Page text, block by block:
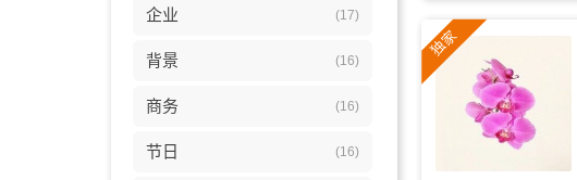
企业 (17)
背景 (16)
商务 (16)
节日 (16)